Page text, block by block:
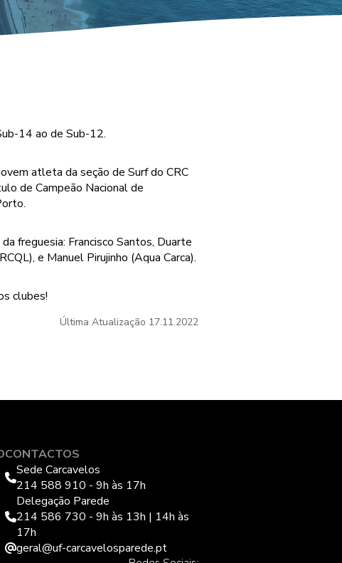
14 ao de Sub-12.
atleta da seção de Surf do CRC
de Campeão Nacional de
freguesia: Francisco Santos, Duarte
e Manuel Pirujinho (Aqua Carca).
clubes!
Última Atualização 17.11.2022
CONTACTOS
Sede Carcavelos
214 588 910 - 9h às 17h
Delegação Parede
214 586 730 - 9h às 13h | 14h às
17h
geral@uf-carcavelosparede.pt